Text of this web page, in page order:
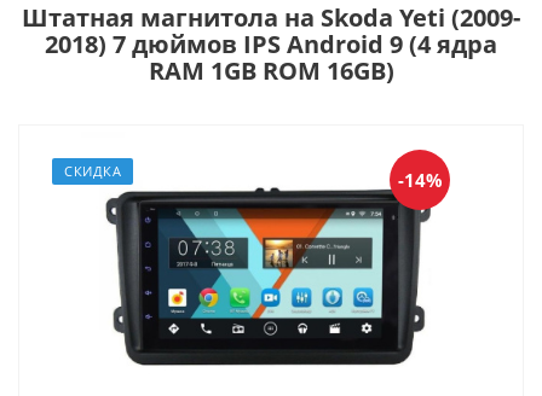
Штатная магнитола на Skoda Yeti (2009-
2018) 7 дюймов IPS Android 9 (4 ядра
RAM 1GB ROM 16GB)
СКИДКА -14%